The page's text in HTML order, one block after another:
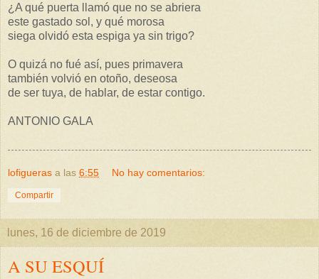
¿A qué puerta llamó que no se abriera
este gastado sol, y qué morosa
siega olvidó esta espiga ya sin trigo?
O quizá no fué así, pues primavera
también volvió en otoño, deseosa
de ser tuya, de hablar, de estar contigo.
ANTONIO GALA
lofigueras a las 6:55 No hay comentarios:
Compartir
lunes, 16 de diciembre de 2019
A SU ESQUÍ